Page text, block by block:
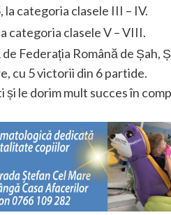
la categoria clasele III – IV.
categoria clasele V – VIII.
Federația Română de Șah,
cu 5 victorii din 6 partide.
le dorim mult succes în